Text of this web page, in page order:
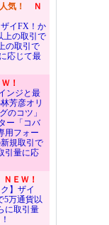
人気！
Ｎ
ザイFX！か
上の取引で
の取引で
応じて最
！
ンジと最
芳彦オリ
のコツ」
ー「コバ
用フォー
規取引で
引量に応
ＮＥＷ！
】ザイ
5万通貨以
に取引量